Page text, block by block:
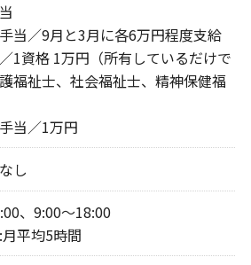
当／9月と3月に各6万円程度支給
1資格 1万円（所有しているだけで
福祉士、社会福祉士、精神保健福
当／1万円
し
、9:00～18:00
平均5時間